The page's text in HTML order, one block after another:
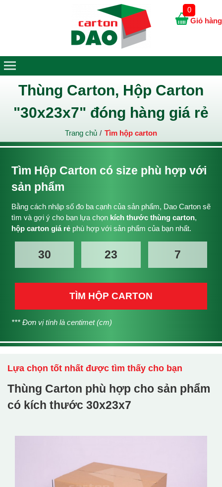
Thùng Carton, Hộp Carton
"30x23x7" đóng hàng giá rẻ
Trang chủ Tìm hộp carton
Tìm Hộp Carton có size phù hợp với
sản phẩm
Bằng cách nhập số đo ba cạnh của sản phẩm, Dao Carton sẽ
tìm và gợi ý cho bạn lựa chọn kích thước thùng carton,
hộp carton giá rẻphù hợp với sản phẩm của bạn nhất.
TÌM HỘP CARTON
*** Đơn vị tính là centimet (cm)
Lựa chọn tốt nhất được tìm thấy cho bạn
Thùng Carton phù hợp cho sản phẩm
có kích thước 30x23x7
Giỏ hàng
0